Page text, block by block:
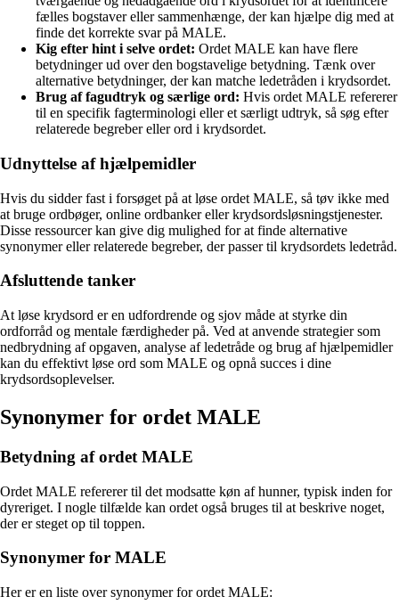
fælles bogstaver eller sammenhænge, der kan hjælpe dig med at
finde det korrekte svar på MALE.
Kig efter hint i selve ordet: Ordet MALE kan have flere
betydninger ud over den bogstavelige betydning. Tænk over
alternative betydninger, der kan matche ledetråden i krydsordet.
Brug af fagudtryk og særlige ord: Hvis ordet MALE refererer
til en specifik fagterminologi eller et særligt udtryk, så søg efter
relaterede begreber eller ord i krydsordet.
Udnyttelse af hjælpemidler
Hvis du sidder fast i forsøget på at løse ordet MALE, så tøv ikke med
at bruge ordbøger, online ordbanker eller krydsordsløsningstjenester.
Disse ressourcer kan give dig mulighed for at finde alternative
synonymer eller relaterede begreber, der passer til krydsordets ledetråd.
Afsluttende tanker
At løse krydsord er en udfordrende og sjov måde at styrke din
ordforråd og mentale færdigheder på. Ved at anvende strategier som
nedbrydning af opgaven, analyse af ledetråde og brug af hjælpemidler
kan du effektivt løse ord som MALE og opnå succes i dine
krydsordsoplevelser.
Synonymer for ordet MALE
Betydning af ordet MALE
Ordet MALE refererer til det modsatte køn af hunner, typisk inden for
dyreriget. I nogle tilfælde kan ordet også bruges til at beskrive noget,
der er steget op til toppen.
Synonymer for MALE
Her er en liste over synonymer for ordet MALE: